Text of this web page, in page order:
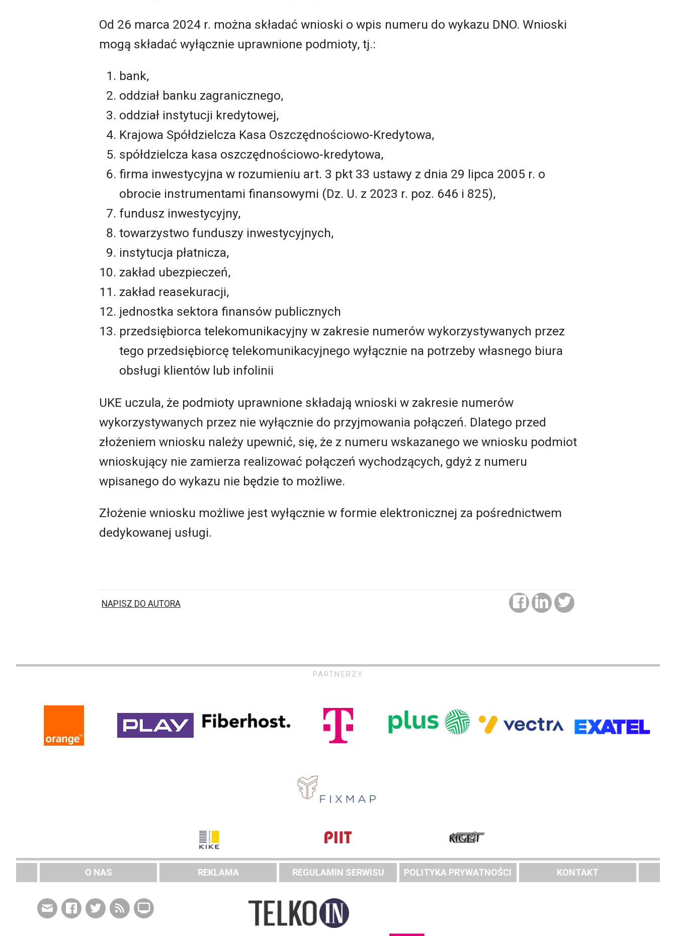
Od 26 marca 2024 r. można składać wnioski o wpis numeru do wykazu DNO. Wnioski
mogą składać wyłącznie uprawnione podmioty, tj.:
bank,
oddział banku zagranicznego,
oddział instytucji kredytowej,
Krajowa Spółdzielcza Kasa Oszczędnościowo-Kredytowa,
spółdzielcza kasa oszczędnościowo-kredytowa,
firma inwestycyjna w rozumieniu art. 3 pkt 33 ustawy z dnia 29 lipca 2005 r. o
obrocie instrumentami finansowymi (Dz. U. z 2023 r. poz. 646 i 825),
fundusz inwestycyjny,
towarzystwo funduszy inwestycyjnych,
instytucja płatnicza,
zakład ubezpieczeń,
zakład reasekuracji,
jednostka sektora finansów publicznych
przedsiębiorca telekomunikacyjny w zakresie numerów wykorzystywanych przez
tego przedsiębiorcę telekomunikacyjnego wyłącznie na potrzeby własnego biura
obsługi klientów lub infolinii
UKE uczula, że podmioty uprawnione składają wnioski w zakresie numerów
wykorzystywanych przez nie wyłącznie do przyjmowania połączeń. Dlatego przed
złożeniem wniosku należy upewnić, się, że z numeru wskazanego we wniosku podmiot
wnioskujący nie zamierza realizować połączeń wychodzących, gdyż z numeru
wpisanego do wykazu nie będzie to możliwe.
Złożenie wniosku możliwe jest wyłącznie w formie elektronicznej za pośrednictwem
dedykowanej usługi.
NAPISZ DO AUTORA
PARTNERZY
O NAS REKLAMA REGULAMIN SERWISU POLITYKA PRYWATNOŚCI KONTAKT